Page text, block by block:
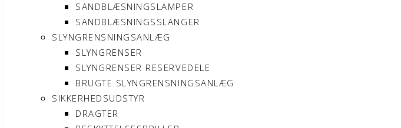
SANDBLÆSNINGSLAMPER
SANDBLÆSNINGSSLANGER
SLYNGRENSNINGSANLÆG
SLYNGRENSER
SLYNGRENSER RESERVEDELE
BRUGTE SLYNGRENSNINGSANLÆG
SIKKERHEDSUDSTYR
DRAGTER